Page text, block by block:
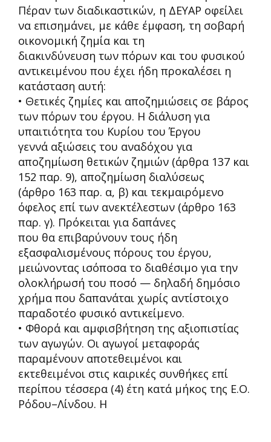
Πέραν των διαδικαστικών, η ΔΕΥΑΡ οφείλει
να επισημάνει, με κάθε έμφαση, τη σοβαρή
οικονομική ζημία και τη
διακινδύνευση των πόρων και του φυσικού
αντικειμένου που έχει ήδη προκαλέσει η
κατάσταση αυτή:
• Θετικές ζημίες και αποζημιώσεις σε βάρος
των πόρων του έργου. Η διάλυση για
υπαιτιότητα του Κυρίου του Έργου
γεννά αξιώσεις του αναδόχου για
αποζημίωση θετικών ζημιών (άρθρα 137 και
152 παρ. 9), αποζημίωση διαλύσεως
(άρθρο 163 παρ. α, β) και τεκμαιρόμενο
όφελος επί των ανεκτέλεστων (άρθρο 163
παρ. γ). Πρόκειται για δαπάνες
που θα επιβαρύνουν τους ήδη
εξασφαλισμένους πόρους του έργου,
μειώνοντας ισόποσα το διαθέσιμο για την
ολοκλήρωσή του ποσό — δηλαδή δημόσιο
χρήμα που δαπανάται χωρίς αντίστοιχο
παραδοτέο φυσικό αντικείμενο.
• Φθορά και αμφισβήτηση της αξιοπιστίας
των αγωγών. Οι αγωγοί μεταφοράς
παραμένουν αποτεθειμένοι και
εκτεθειμένοι στις καιρικές συνθήκες επί
περίπου τέσσερα (4) έτη κατά μήκος της Ε.Ο.
Ρόδου–Λίνδου. Η